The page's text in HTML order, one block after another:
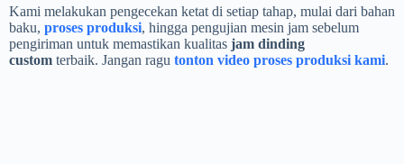
Kami melakukan pengecekan ketat di setiap tahap, mulai dari bahan
baku, proses produksi, hingga pengujian mesin jam sebelum
pengiriman untuk memastikan kualitas jam dinding
custom terbaik. Jangan ragu tonton video proses produksi kami.